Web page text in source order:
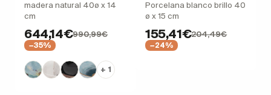
madera natural 40ø x 14
cm
644,14€990,99€
−35%
+ 1
Porcelana blanco brillo 40
ø x 15 cm
155,41€204,49€
−24%